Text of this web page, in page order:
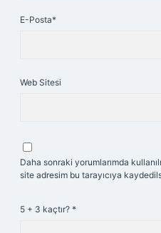
E-Posta*
Web Sitesi
Daha sonraki yorumlarımda
site adresim bu tarayıcıya
5 + 3 kaçtır? *